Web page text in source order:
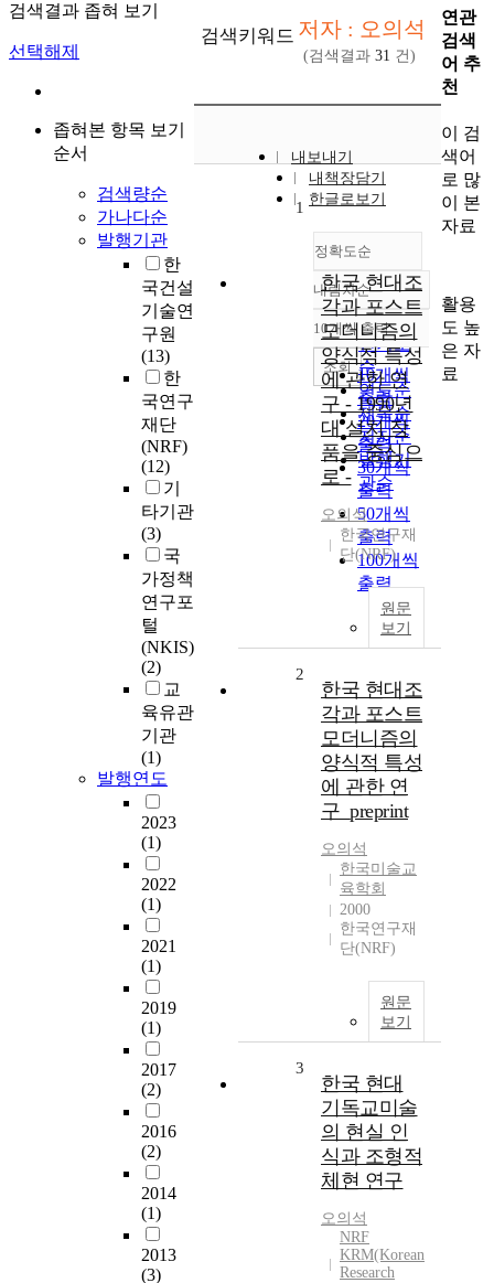
검색결과 좁혀 보기
선택해제
좁혀본 항목 보기
순서
검색량순
가나다순
발행기관
한
국건설
기술연
구원
(13)
한
국연구
재단
(NRF)
(12)
기
타기관
(3)
국
가정책
연구포
털
(NKIS)
(2)
교
육유관
기관
(1)
발행연도
2023
(1)
2022
(1)
2021
(1)
2019
(1)
2017
(2)
2016
(2)
2014
(1)
2013
(3)
검색키워드 저자 : 오의석
(검색결과 31 건)
내보내기
내책장담기
한글로보기
정확도순
정확도
순
인기도
순
연도순
제목순
저자순
발행기
관순
내림차순
내림차순
10개씩 출력
10개씩
출력
20개씩
출력
30개씩
출력
50개씩
출력
100개씩
출력
조회
1
한국 현대조
각과 포스트
모더니즘의
양식적 특성
에 관한 연
구 - 1990년
대 설치 작
품을 중심으
로 -
오의석
한국연구재
단(NRF)
원문
보기
2
한국 현대조
각과 포스트
모더니즘의
양식적 특성
에 관한 연
구_preprint
오의석
한국미술교
육학회
2000
한국연구재
단(NRF)
원문
보기
3
한국 현대
기독교미술
의 현실 인
식과 조형적
체현 연구
오의석
NRF
KRM(Korean
Research
연관
검색
어 추
천
이 검
색어
로 많
이 본
자료
활용
도 높
은 자
료